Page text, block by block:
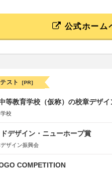
公式ホーム
スト [PR]
等教育学校（仮称）の校章デザイ
校
デザイン・ニューホープ賞
ザイン振興会
COMPETITION